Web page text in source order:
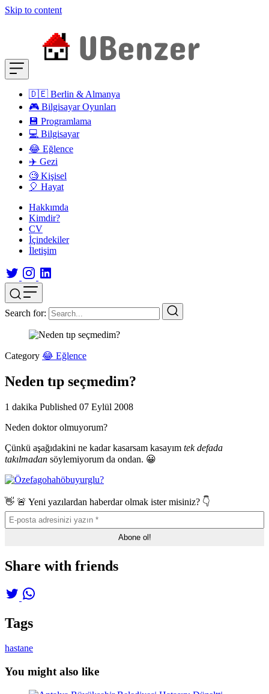
Skip to content
🇩🇪 Berlin & Almanya
🎮 Bilgisayar Oyunları
💾 Programlama
💻 Bilgisayar
😂 Eğlence
✈️ Gezi
🧐 Kişisel
🎈 Hayat
Hakkımda
Kimdir?
CV
İçindekiler
İletişim
Search for:
Category 😂 Eğlence
Neden tıp seçmedim?
1 dakika Published 07 Eylül 2008
Neden doktor olmuyorum?
Çünkü aşağıdakini ne kadar kasarsam kasayım tek defada
takılmadan söylemiyorum da ondan. 😀
👋 🚨 Yeni yazılardan haberdar olmak ister misiniz? 👇
Share with friends
Tags
hastane
You might also like